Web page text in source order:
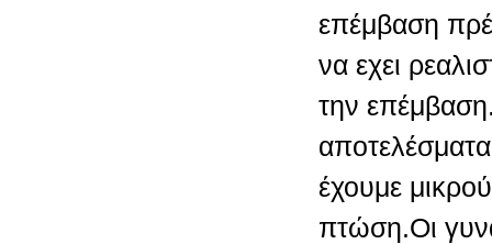
επέμβαση
να εχει
την
έχουμε
πτώση.Οι